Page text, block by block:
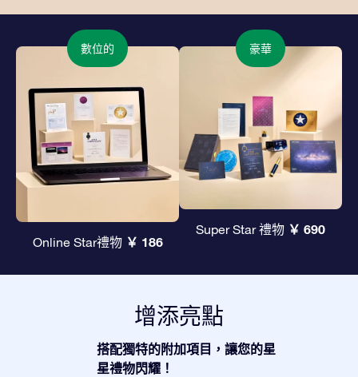
數位的
Online Star禮物 ￥ 186
豪華
Super Star 禮物 ￥ 690
增添亮點
搭配獨特的附加項目，讓您的星
星禮物閃耀！